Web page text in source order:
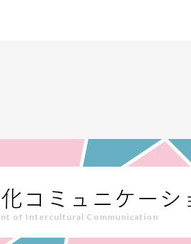
コミュニケーシ
of Intercultural Communication